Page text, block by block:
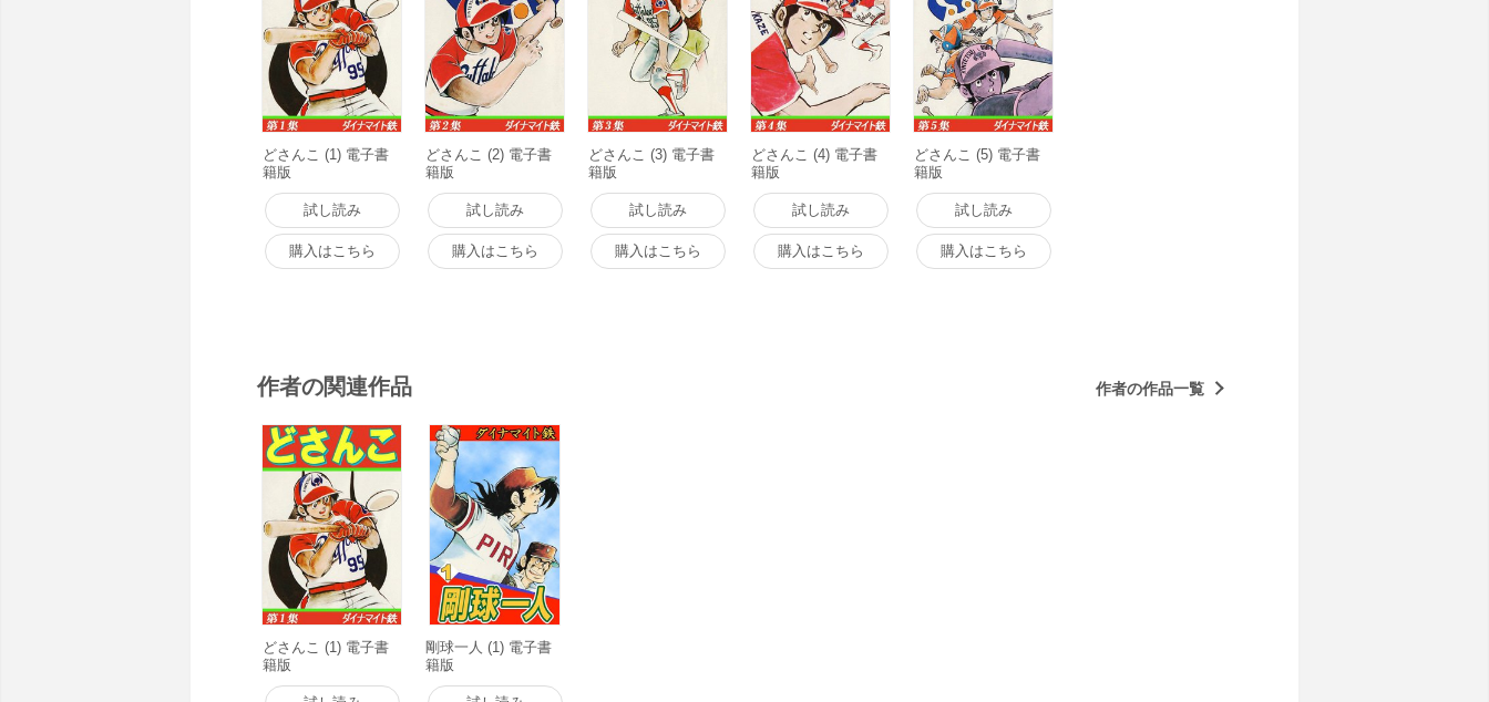
どさんこ (1) 電子書
籍版
試し読み
購入はこちら
どさんこ (2) 電子書
籍版
試し読み
購入はこちら
どさんこ (3) 電子書
籍版
試し読み
購入はこちら
どさんこ (4) 電子書
籍版
試し読み
購入はこちら
どさんこ (5) 電子書
籍版
試し読み
購入はこちら
作者の関連作品 作者の作品一覧
どさんこ (1) 電子書
籍版
剛球一人 (1) 電子書
籍版